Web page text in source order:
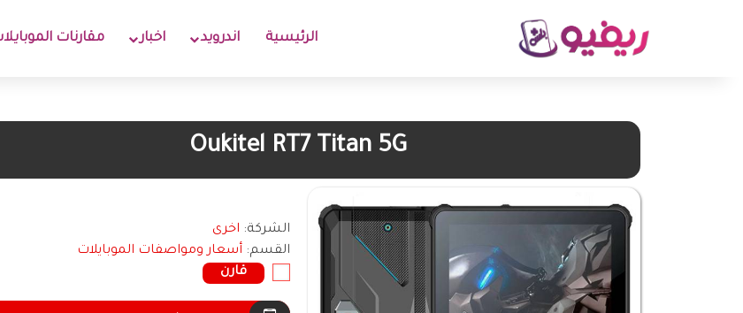
الرئيسية اندرويد اخبار مقارنات
Oukitel RT7 Titan 5G
الشركة: اخرى
القسم: أسعار ومواصفات الموبايلات
قارن